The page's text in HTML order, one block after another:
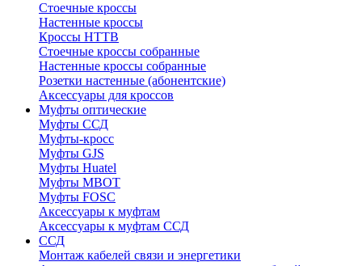
Стоечные кроссы
Настенные кроссы
Кроссы HTTB
Стоечные кроссы собранные
Настенные кроссы собранные
Розетки настенные (абонентские)
Аксессуары для кроссов
Муфты оптические
Муфты ССД
Муфты-кросс
Муфты GJS
Муфты Huatel
Муфты МВОТ
Муфты FOSC
Аксессуары к муфтам
Аксессуары к муфтам ССД
ССД
Монтаж кабелей связи и энергетики